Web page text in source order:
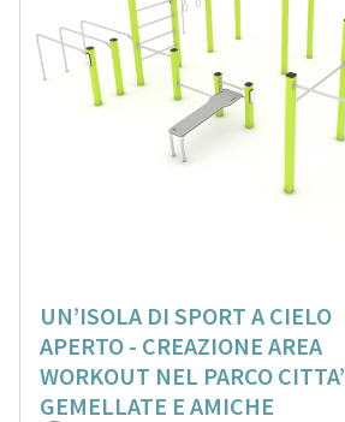
UN’ISOLA DI SPORT A CIELO
APERTO - CREAZIONE AREA
WORKOUT NEL PARCO CITTA’
GEMELLATE E AMICHE